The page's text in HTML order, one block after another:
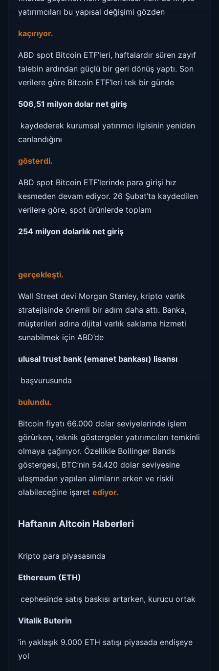
yatırımcıları bu yapısal değişimi gözden
kaçırıyor.
ABD spot Bitcoin ETF’leri, haftalardır süren zayıf
talebin ardından güçlü bir geri dönüş yaptı. Son
verilere göre Bitcoin ETF’leri tek bir günde
506,51 milyon dolar net giriş
kaydederek kurumsal yatırımcı ilgisinin yeniden
canlandığını
gösterdi.
ABD spot Bitcoin ETF’lerinde para girişi hız
kesmeden devam ediyor. 26 Şubat’ta kaydedilen
verilere göre, spot ürünlerde toplam
254 milyon dolarlık net giriş
gerçekleşti.
Wall Street devi Morgan Stanley, kripto varlık
stratejisinde önemli bir adım daha attı. Banka,
müşterileri adına dijital varlık saklama hizmeti
sunabilmek için ABD’de
ulusal trust bank (emanet bankası) lisansı
başvurusunda
bulundu.
Bitcoin fiyatı 66.000 dolar seviyelerinde işlem
görürken, teknik göstergeler yatırımcıları temkinli
olmaya çağırıyor. Özellikle Bollinger Bands
göstergesi, BTC’nin 54.420 dolar seviyesine
ulaşmadan yapılan alımların erken ve riskli
olabileceğine işaret ediyor.
Haftanın Altcoin Haberleri
Kripto para piyasasında
Ethereum (ETH)
cephesinde satış baskısı artarken, kurucu ortak
Vitalik Buterin
’in yaklaşık 9.000 ETH satışı piyasada endişeye
yol